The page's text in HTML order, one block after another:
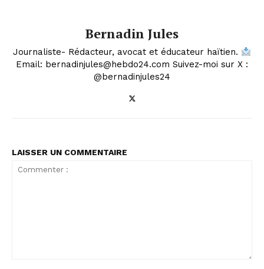
Bernadin Jules
Journaliste- Rédacteur, avocat et éducateur haïtien.
Email: bernadinjules@hebdo24.com Suivez-moi sur X :
@bernadinjules24
LAISSER UN COMMENTAIRE